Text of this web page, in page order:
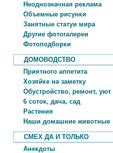
Неоднозначная реклама
Объемные рисунки
Занятные статуи мира
Другие фотогалереи
Фотоподборки
ДОМОВОДСТВО
Приятного аппетита
Хозяйке на заметку
Обустройство, ремонт, уют
6 соток, дача, сад
Растения
Наши домашние животные
СМЕХ ДА И ТОЛЬКО
Анекдоты